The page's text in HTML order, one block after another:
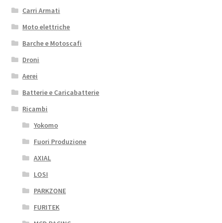
Carri Armati
Moto elettriche
Barche e Motoscafi
Droni
Aerei
Batterie e Caricabatterie
Ricambi
Yokomo
Fuori Produzione
AXIAL
LOSI
PARKZONE
FURITEK